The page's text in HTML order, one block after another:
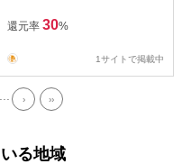
還元率 30%
1サイトで掲載中
› ››
る地域